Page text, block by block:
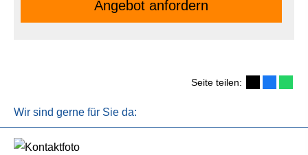
An­ge­bot an­for­dern
Seite teilen:
Wir sind gerne für Sie da: